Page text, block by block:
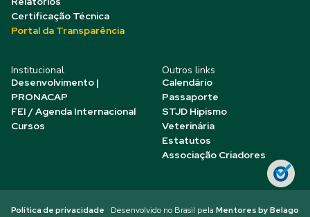
Certificação Técnica
Portal da Transparência
Institucional
Desenvolvimento |
PRONACAP
FEI / Agenda Internacional
Cursos
Outros links
Calendário
Passaporte
STJD Hipismo
Veterinária
Estatutos
Associação Criadores
Política de privacidade Desenvolvido no Brasil pela Mentores by Belago